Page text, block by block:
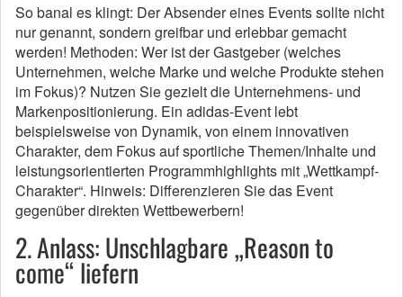
So banal es klingt: Der Absender eines Events sollte nicht
nur genannt, sondern greifbar und erlebbar gemacht
werden! Methoden: Wer ist der Gastgeber (welches
Unternehmen, welche Marke und welche Produkte stehen
im Fokus)? Nutzen Sie gezielt die Unternehmens- und
Markenpositionierung. Ein adidas-Event lebt
beispielsweise von Dynamik, von einem innovativen
Charakter, dem Fokus auf sportliche Themen/Inhalte und
leistungsorientierten Programmhighlights mit „Wettkampf-
Charakter“. Hinweis: Differenzieren Sie das Event
gegenüber direkten Wettbewerbern!
2. Anlass: Unschlagbare „Reason to
come“ liefern